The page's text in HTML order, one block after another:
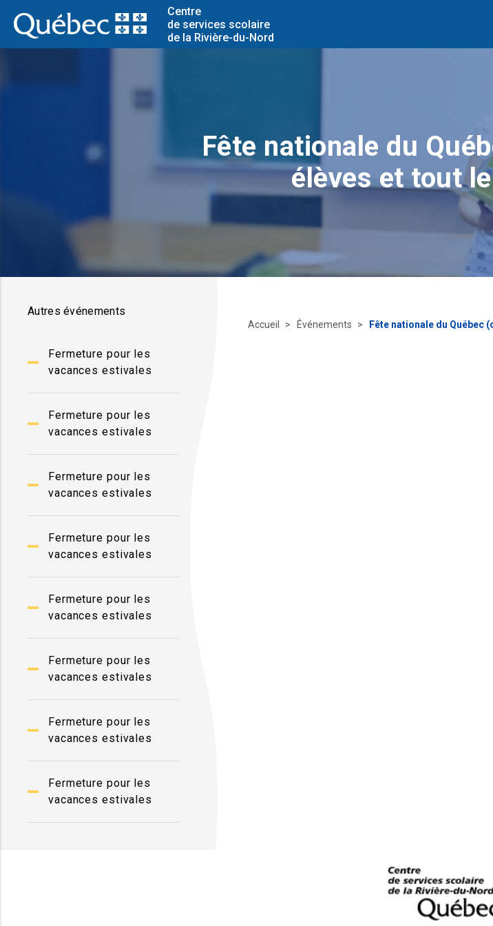
Centre
de services scolaire
de la Rivière-du-Nord
Fête nationale du
élèves et tout
Autres événements
Fermeture pour les
vacances estivales
Fermeture pour les
vacances estivales
Fermeture pour les
vacances estivales
Fermeture pour les
vacances estivales
Fermeture pour les
vacances estivales
Fermeture pour les
vacances estivales
Fermeture pour les
vacances estivales
Fermeture pour les
vacances estivales
Accueil Événements Fête nationale du Québec